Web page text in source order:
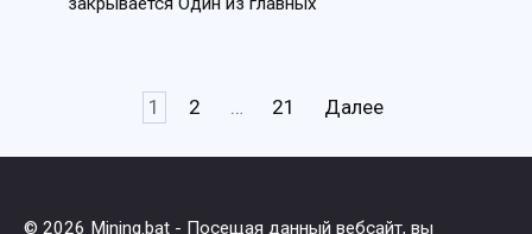
1 2 … 21 Далее
© 2026 Mining.bat - Посещая данный вебсайт, вы